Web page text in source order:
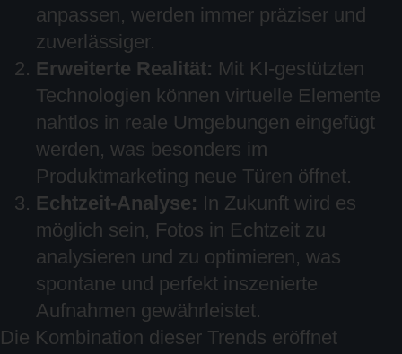
anpassen, werden immer präziser und
zuverlässiger.
Erweiterte Realität: Mit KI-gestützten
Technologien können virtuelle Elemente
nahtlos in reale Umgebungen eingefügt
werden, was besonders im
Produktmarketing neue Türen öffnet.
Echtzeit-Analyse: In Zukunft wird es
möglich sein, Fotos in Echtzeit zu
analysieren und zu optimieren, was
spontane und perfekt inszenierte
Aufnahmen gewährleistet.
Die Kombination dieser Trends eröffnet